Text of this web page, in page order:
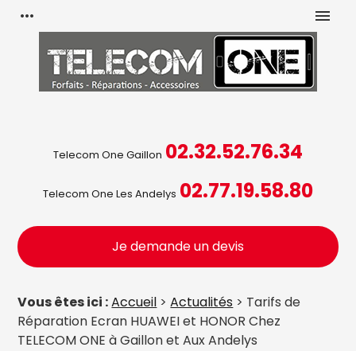
more_horiz menu
Telecom One Gaillon 02.32.52.76.34
Telecom One Les Andelys 02.77.19.58.80
Je demande un devis
Vous êtes ici :Accueil >Actualités > Tarifs de
Réparation Ecran HUAWEI et HONOR Chez
TELECOM ONE à Gaillon et Aux Andelys